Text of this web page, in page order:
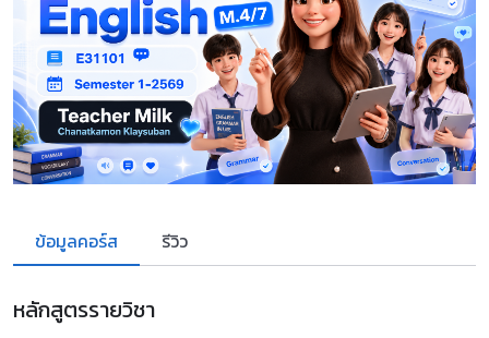
ข้อมูลคอร์ส รีวิว
หลักสูตรรายวิชา